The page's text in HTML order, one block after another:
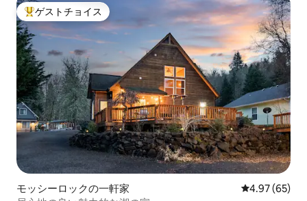
大好評のゲストチョイスです。
ゲストチョイス
モッシーロックの一軒家 レビュー65
4.97 (65)